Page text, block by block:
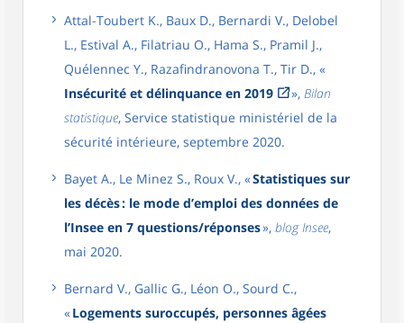
Attal-Toubert K., Baux D., Bernardi V., Delobel
L., Estival A., Filatriau O., Hama S., Pramil J.,
Quélennec Y., Razafindranovona T., Tir D., «
Insécurité et délinquance en 2019
», Bilan
statistique, Service statistique ministériel de la
sécurité intérieure, septembre 2020.
Bayet A., Le Minez S., Roux V., «Statistiques sur
les décès : le mode d’emploi des données de
l’Insee en 7 questions/réponses», blog Insee,
mai 2020.
Bernard V., Gallic G., Léon O., Sourd C.,
«Logements suroccupés, personnes âgées